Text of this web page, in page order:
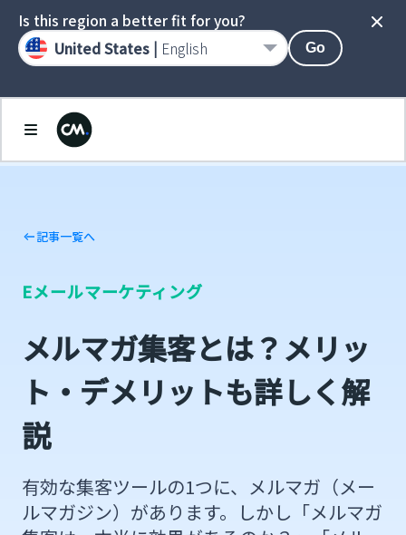
記事一覧へ
Eメールマーケティング
メルマガ集客とは？メリッ
ト・デメリットも詳しく解
説
有効な集客ツールの1つに、メルマガ（メー
ルマガジン）があります。しかし「メルマガ
Is this region a better fit for you?
United States | English Go